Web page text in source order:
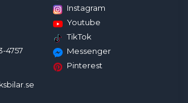
4757
Instagram
Youtube
TikTok
Messenger
Pinterest